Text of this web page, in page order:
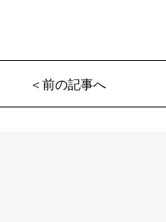
＜前の記事へ